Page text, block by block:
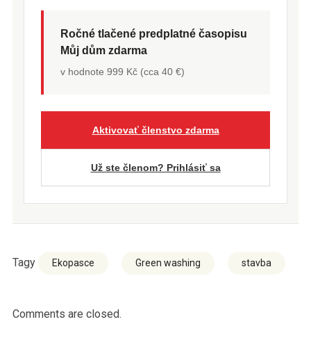
Ročné tlačené predplatné časopisu
Můj dům zdarma
v hodnote 999 Kč (cca 40 €)
Aktivovať členstvo zdarma
Už ste členom? Prihlásiť sa
Tagy Ekopasce Green washing stavba
Comments are closed.